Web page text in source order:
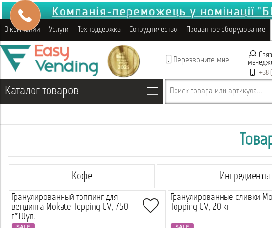
О компании Услуги Техподдержка Сотрудничество Проданное оборудование
Перезвоните мне
+38
Каталог товаров Поиск товара или артикула...
Кофе Ингредиенты
Гранулированный топпинг для
вендинга Mokate Topping EV, 750
г*10уп.
Гранулированные сливки
Topping EV, 20 кг